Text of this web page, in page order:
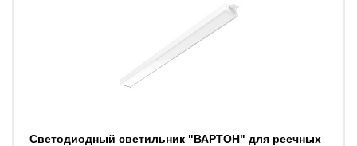
Светодиодный светильник "ВАРТОН" для реечных